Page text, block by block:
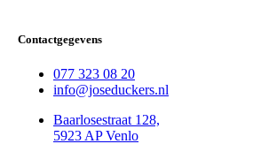
Contactgegevens
077 323 08 20
info@joseduckers.nl
Baarlosestraat 128,
5923 AP Venlo